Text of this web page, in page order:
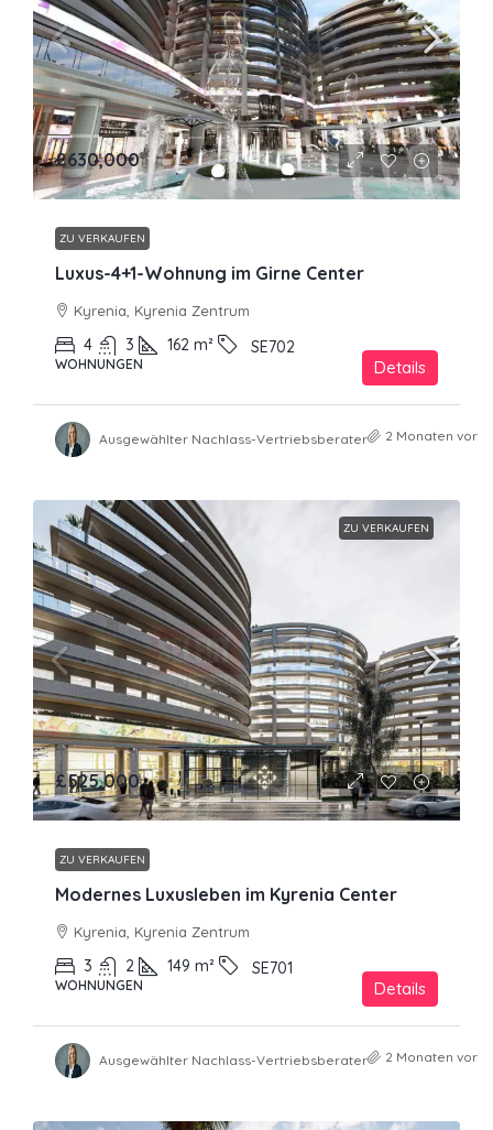
£630,000
ZU VERKAUFEN
Luxus-4+1-Wohnung im Girne Center
Kyrenia, Kyrenia Zentrum
4 3 162 m² SE702
WOHNUNGEN Details
Ausgewählter Nachlass-Vertriebsberater 2 Monaten vor
ZU VERKAUFEN
£525,000
ZU VERKAUFEN
Modernes Luxusleben im Kyrenia Center
Kyrenia, Kyrenia Zentrum
3 2 149 m² SE701
WOHNUNGEN Details
Ausgewählter Nachlass-Vertriebsberater 2 Monaten vor